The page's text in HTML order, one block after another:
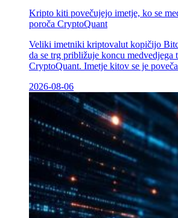
Kripto kiti povečujejo imetje, ko se
poroča CryptoQuant
Veliki imetniki kriptovalut kopičijo
da se trg približuje koncu medvedjega
CryptoQuant. Imetje kitov se je
2026-08-06